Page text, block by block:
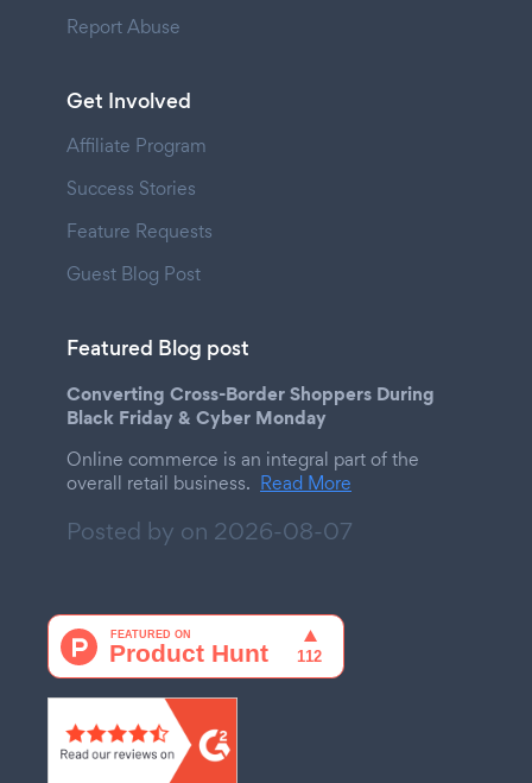
Report Abuse
Get Involved
Affiliate Program
Success Stories
Feature Requests
Guest Blog Post
Featured Blog post
Converting Cross-Border Shoppers During
Black Friday & Cyber Monday
Online commerce is an integral part of the
overall retail business. Read More
Posted by on 2026-08-07